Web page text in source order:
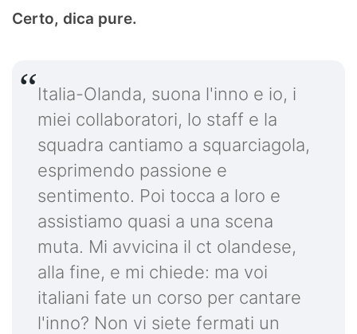
Certo, dica pure.
Italia-Olanda, suona l'inno e io, i
miei collaboratori, lo staff e la
squadra cantiamo a squarciagola,
esprimendo passione e
sentimento. Poi tocca a loro e
assistiamo quasi a una scena
muta. Mi avvicina il ct olandese,
alla fine, e mi chiede: ma voi
italiani fate un corso per cantare
l'inno? Non vi siete fermati un